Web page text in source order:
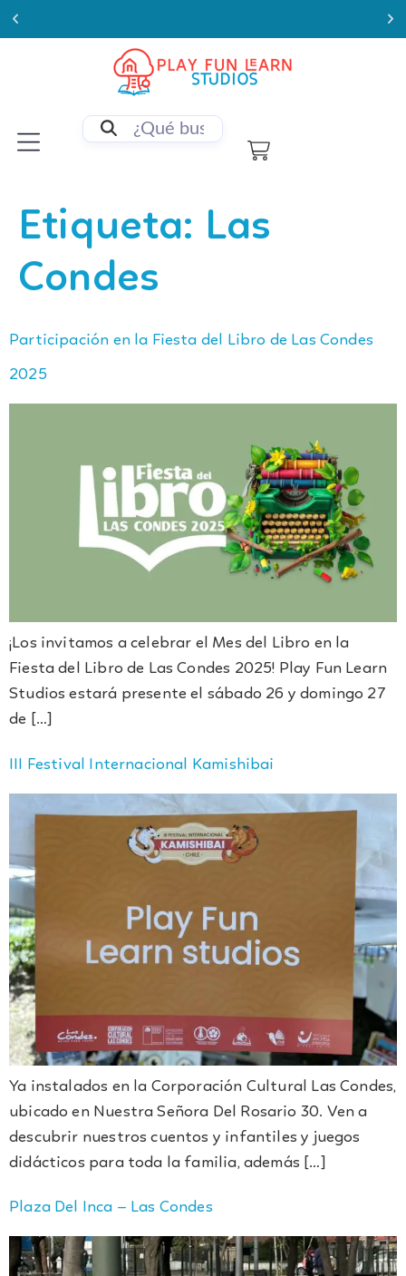
Enviamos a todo Chile
Etiqueta: Las
Condes
Participación en la Fiesta del Libro de Las Condes
2025
¡Los invitamos a celebrar el Mes del Libro en la
Fiesta del Libro de Las Condes 2025! Play Fun Learn
Studios estará presente el sábado 26 y domingo 27
de […]
III Festival Internacional Kamishibai
Ya instalados en la Corporación Cultural Las Condes,
ubicado en Nuestra Señora Del Rosario 30. Ven a
descubrir nuestros cuentos y infantiles y juegos
didácticos para toda la familia, además […]
Plaza Del Inca – Las Condes